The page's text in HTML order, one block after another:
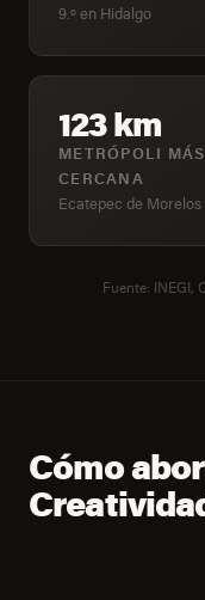
9.º en Hidalgo
123 km
METRÓPOLI MÁS
CERCANA
Ecatepec de Morelos
Fuente: INEGI,
Cómo